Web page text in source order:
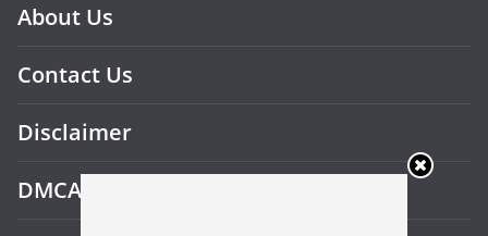
About Us
Contact Us
Disclaimer
DMCA